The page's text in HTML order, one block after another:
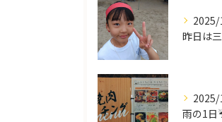
雨の1日